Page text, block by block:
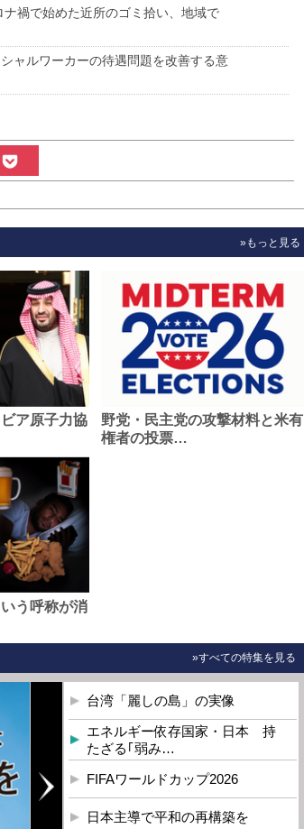
ナ禍で始めた近所のゴミ拾い、地域で
ャルワーカーの待遇問題を改善する意
»もっと見る
ア原子力協
野党・民主党の攻撃材料と米有
権者の投票…
う呼称が消
»すべての特集を見る
台湾「麗しの島」の実像
エネルギー依存国家・日本 持
たざる｢弱み…
FIFAワールドカップ2026
日本主導で平和の再構築を